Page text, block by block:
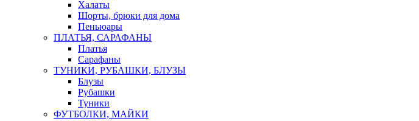
Халаты
Шорты, брюки для дома
Пеньюары
ПЛАТЬЯ, САРАФАНЫ
Платья
Сарафаны
ТУНИКИ, РУБАШКИ, БЛУЗЫ
Блузы
Рубашки
Туники
ФУТБОЛКИ, МАЙКИ